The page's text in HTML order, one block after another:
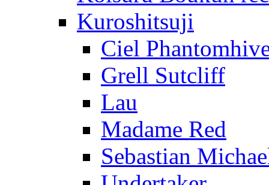
Kuroshitsuji
Ciel
Grell Sutcliff
Lau
Madame Red
Sebastian